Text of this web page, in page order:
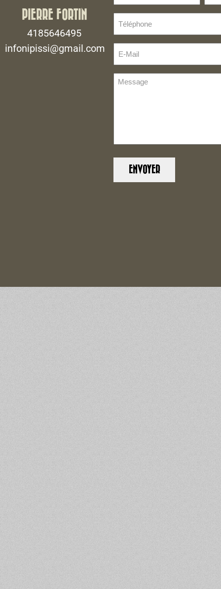
PIERRE FORTIN
4185646495
infonipissi@gmail.com
(Nécessaire)
Mail
Message